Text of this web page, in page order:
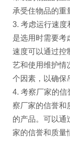
承受住物品的重
3. 考虑运行速
是选用时需要考
速度可以通过控
艺和使用维护情
个因素，以确保
4. 考察厂家的
察厂家的信誉和
的产品。可以通
家的信誉和质量